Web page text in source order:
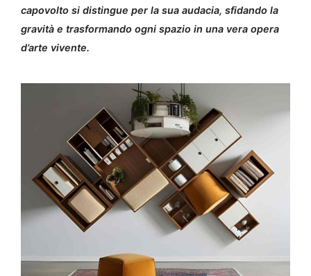
capovolto si distingue per la sua audacia, sfidando la
gravità e trasformando ogni spazio in una vera opera
d’arte vivente.